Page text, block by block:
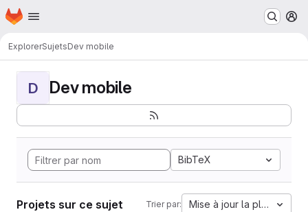
Passer au contenu principal
Page d'accueil
ExplorerSujetsDev mobile
D Dev mobile
BibTeX
Projets sur ce sujet Trier par: Mise à jour la plus